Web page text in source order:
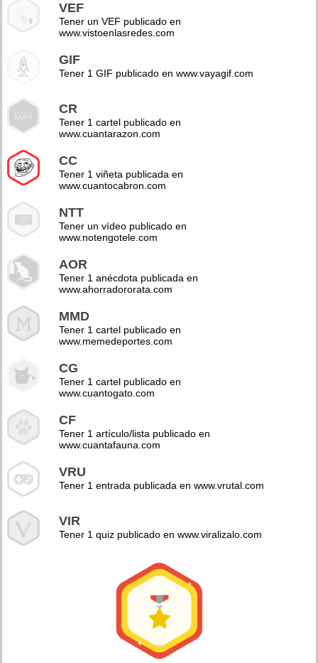
VEF
Tener un VEF publicado en
www.vistoenlasredes.com
GIF
Tener 1 GIF publicado en www.vayagif.com
CR
Tener 1 cartel publicado en
www.cuantarazon.com
CC
Tener 1 viñeta publicada en
www.cuantocabron.com
NTT
Tener un vídeo publicado en
www.notengotele.com
AOR
Tener 1 anécdota publicada en
www.ahorradororata.com
MMD
Tener 1 cartel publicado en
www.memedeportes.com
CG
Tener 1 cartel publicado en
www.cuantogato.com
CF
Tener 1 artículo/lista publicado en
www.cuantafauna.com
VRU
Tener 1 entrada publicada en www.vrutal.com
VIR
Tener 1 quiz publicado en www.viralizalo.com